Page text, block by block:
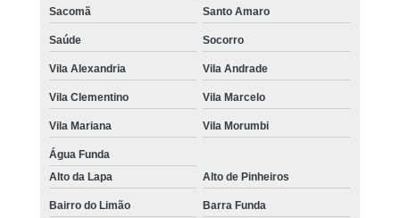
Sacomã Santo Amaro
Saúde Socorro
Vila Alexandria Vila Andrade
Vila Clementino Vila Marcelo
Vila Mariana Vila Morumbi
Água Funda
Alto da Lapa
Alto de Pinheiros
Bairro do Limão Barra Funda